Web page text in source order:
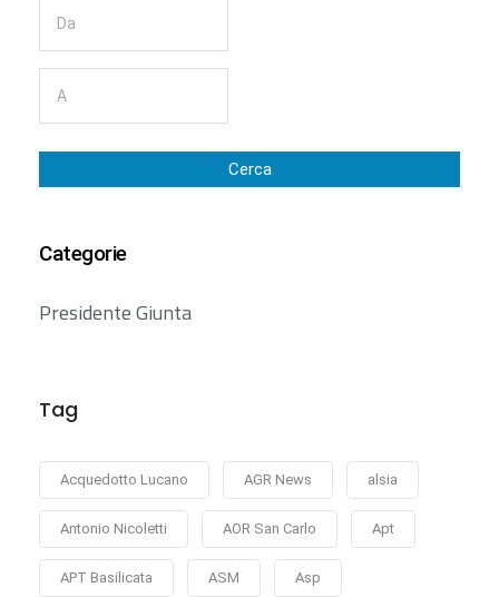
Cerca
Categorie
Presidente Giunta
Tag
Acquedotto Lucano AGR News alsia
Antonio Nicoletti AOR San Carlo Apt
APT Basilicata ASM Asp